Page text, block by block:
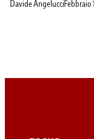
Davide AngelucciFebbraio